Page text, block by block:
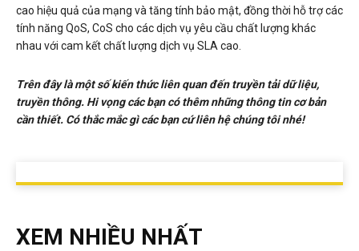
cao hiệu quả của mạng và tăng tính bảo mật, đồng thời hỗ trợ các
tính năng QoS, CoS cho các dịch vụ yêu cầu chất lượng khác
nhau với cam kết chất lượng dịch vụ SLA cao.
Trên đây là một số kiến thức liên quan đến truyền tải dữ liệu,
truyền thông. Hi vọng các bạn có thêm những thông tin cơ bản
cần thiết. Có thắc mắc gì các bạn cứ liên hệ chúng tôi nhé!
XEM NHIỀU NHẤT